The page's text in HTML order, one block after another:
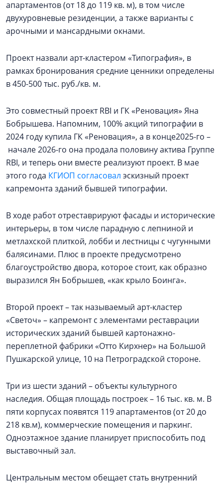
апартаментов (от 18 до 119 кв. м), в том числе
двухуровневые резиденции, а также варианты с
арочными и мансардными окнами.
Проект назвали арт-кластером «Типография», в
рамках бронирования средние ценники определены
в 450-500 тыс. руб./кв. м.
Это совместный проект RBI и ГК «Реновация» Яна
Бобрышева. Напомним, 100% акций типографии в
2024 году купила ГК «Реновация», а в конце2025-го –
начале 2026-го она продала половину актива Группе
RBI, и теперь они вместе реализуют проект. В мае
этого года КГИОП согласовал эскизный проект
капремонта зданий бывшей типографии.
В ходе работ отреставрируют фасады и исторические
интерьеры, в том числе парадную с лепниной и
метлахской плиткой, лобби и лестницы с чугунными
балясинами. Плюс в проекте предусмотрено
благоустройство двора, которое стоит, как образно
выразился Ян Бобрышев, «как крыло Боинга».
Второй проект – так называемый арт-кластер
«Светоч» – капремонт с элементами реставрации
исторических зданий бывшей картонажно-
переплетной фабрики «Отто Кирхнер» на Большой
Пушкарской улице, 10 на Петроградской стороне.
Три из шести зданий – объекты культурного
наследия. Общая площадь построек – 16 тыс. кв. м. В
пяти корпусах появятся 119 апартаментов (от 20 до
218 кв.м), коммерческие помещения и паркинг.
Одноэтажное здание планирует приспособить под
выставочный зал.
Центральным местом обещает стать внутренний